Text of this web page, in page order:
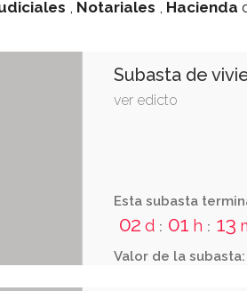
, Notariales , Hacienda
Subasta de
ver edicto
Esta subasta
02 d : 01 h : 13
Valor de la subasta: